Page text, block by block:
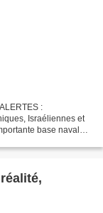
:
Israéliennes et
base navale